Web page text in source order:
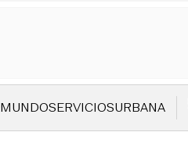
MUNDOSERVICIOSURBANA